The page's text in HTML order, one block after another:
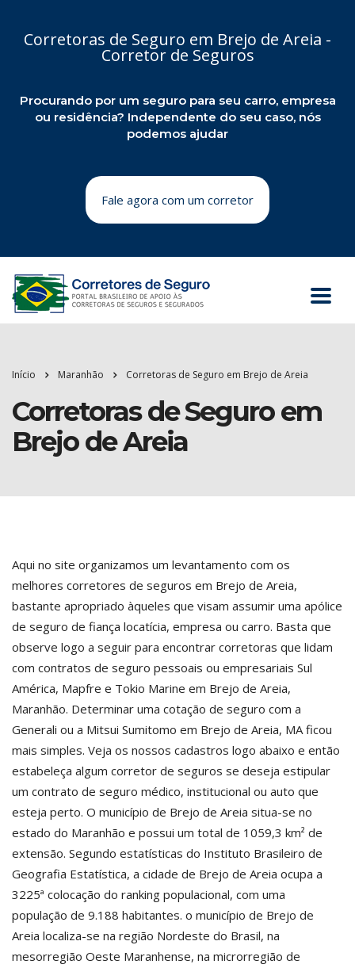
Corretoras de Seguro em Brejo de Areia -
Corretor de Seguros
Procurando por um seguro para seu carro, empresa
ou residência? Independente do seu caso, nós
podemos ajudar
Fale agora com um corretor
Início Maranhão Corretoras de Seguro em Brejo de Areia
Corretoras de Seguro em
Brejo de Areia
Aqui no site organizamos um levantamento com os
melhores corretores de seguros em Brejo de Areia,
bastante apropriado àqueles que visam assumir uma apólice
de seguro de fiança locatícia, empresa ou carro. Basta que
observe logo a seguir para encontrar corretoras que lidam
com contratos de seguro pessoais ou empresariais Sul
América, Mapfre e Tokio Marine em Brejo de Areia,
Maranhão. Determinar uma cotação de seguro com a
Generali ou a Mitsui Sumitomo em Brejo de Areia, MA ficou
mais simples. Veja os nossos cadastros logo abaixo e então
estabeleça algum corretor de seguros se deseja estipular
um contrato de seguro médico, institucional ou auto que
esteja perto. O município de Brejo de Areia situa-se no
estado do Maranhão e possui um total de 1059,3 km² de
extensão. Segundo estatísticas do Instituto Brasileiro de
Geografia Estatística, a cidade de Brejo de Areia ocupa a
3225ª colocação do ranking populacional, com uma
população de 9.188 habitantes. o município de Brejo de
Areia localiza-se na região Nordeste do Brasil, na
mesorregião Oeste Maranhense, na microrregião de